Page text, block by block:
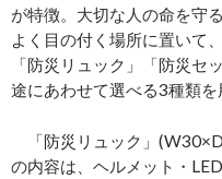
が特徴。大切な人の命を守
よく目の付く場所に置いて
「防災リュック」「防災セ
途にあわせて選べる3種類を
「防災リュック」
の内容は、ヘルメット・